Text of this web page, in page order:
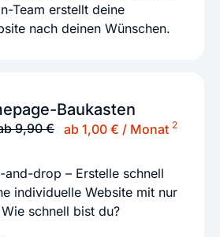
Team erstellt deine
nach deinen Wünschen.
Baukasten
9,90 € ab 1,00 € / Monat 2
drop – Erstelle schnell
individuelle Website mit nur
schnell bist du?